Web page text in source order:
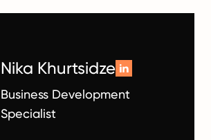
Nika Khurtsidze
Business Development
Specialist